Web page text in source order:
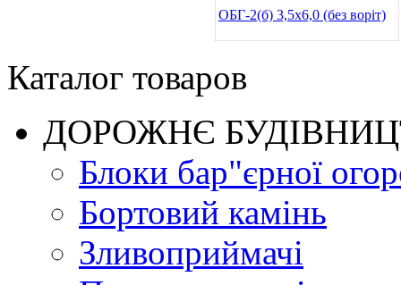
ОБГ-2(б) 3,5х6,0 (без воріт)
Каталог товаров
ДОРОЖНЄ
Блоки бар"єрної
Бортовий камінь
Зливоприймачі